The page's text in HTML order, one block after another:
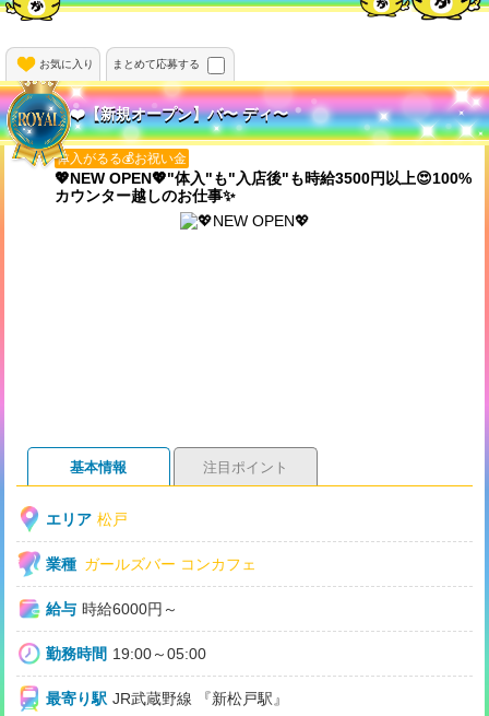
お気に入り まとめて応募する
❤️【新規オープン】バ〜 ディ〜
体入がるる💰お祝い金
💖NEW OPEN💖"体入"も"入店後"も時給3500円以上😍100%
カウンター越しのお仕事✨
基本情報 注目ポイント
エリア 松戸
業種 ガールズバー コンカフェ
給与 時給6000円～
勤務時間 19:00～05:00
最寄り駅 JR武蔵野線 『新松戸駅』